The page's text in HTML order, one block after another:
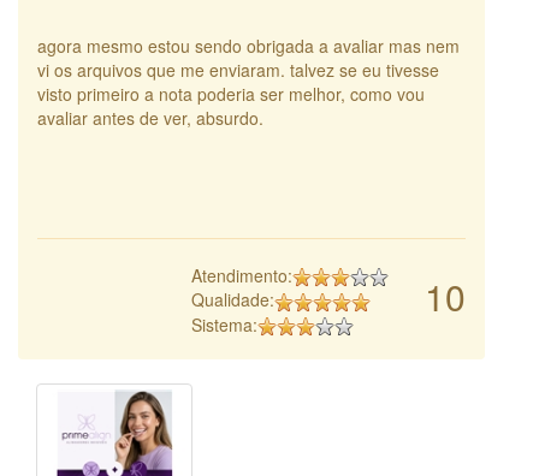
agora mesmo estou sendo obrigada a avaliar mas nem
vi os arquivos que me enviaram. talvez se eu tivesse
visto primeiro a nota poderia ser melhor, como vou
avaliar antes de ver, absurdo.
10
Atendimento:
Qualidade:
Sistema: